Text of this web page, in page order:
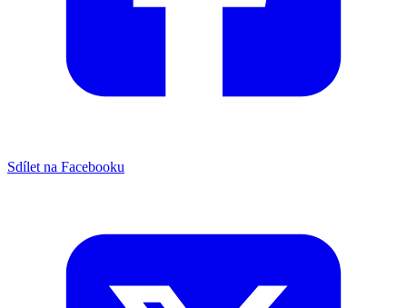
Sdílet na Facebooku